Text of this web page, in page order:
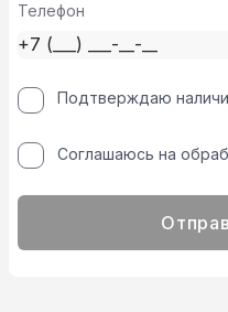
Телефон
Подтверждаю
Соглашаюсь на